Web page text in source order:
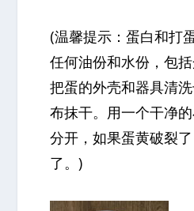
(温馨提示：蛋白和打
任何油份和水份，包
把蛋的外壳和器具清
布抹干。用一个干净
分开，如果蛋黄破裂
了。)